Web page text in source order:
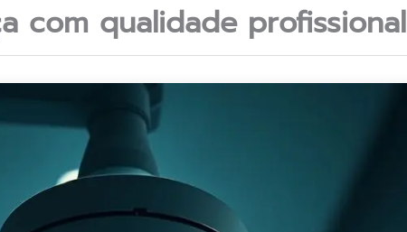
com qualidade profissional